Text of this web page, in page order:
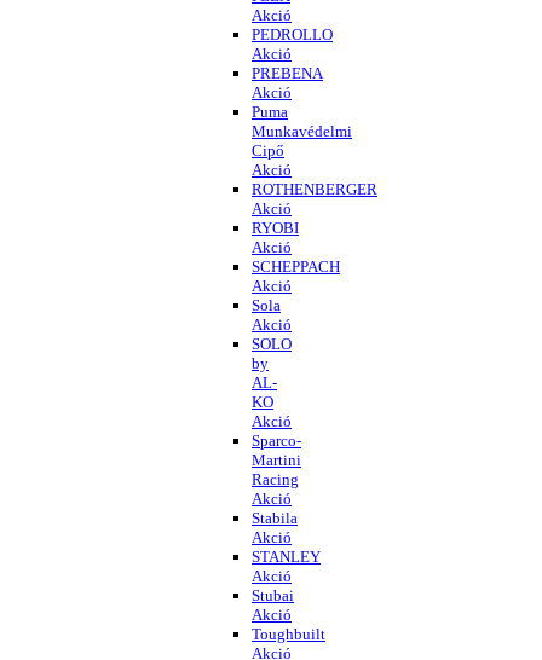
Akció
PEDROLLO
Akció
PREBENA
Akció
Puma
Munkavédelmi
Cipő
Akció
ROTHENBERGER
Akció
RYOBI
Akció
SCHEPPACH
Akció
Sola
Akció
SOLO
by
AL-
KO
Akció
Sparco-
Martini
Racing
Akció
Stabila
Akció
STANLEY
Akció
Stubai
Akció
Toughbuilt
Akció